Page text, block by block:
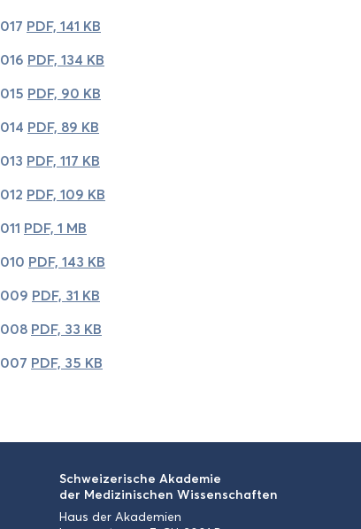
PDF, 141 KB
PDF, 134 KB
PDF, 90 KB
PDF, 89 KB
PDF, 117 KB
PDF, 109 KB
PDF, 1 MB
PDF, 143 KB
PDF, 31 KB
PDF, 33 KB
PDF, 35 KB
Schwei­ze­ri­sche Aka­de­mie
der Me­di­zi­ni­schen Wis­sen­schaf­ten
Haus der Aka­de­mien